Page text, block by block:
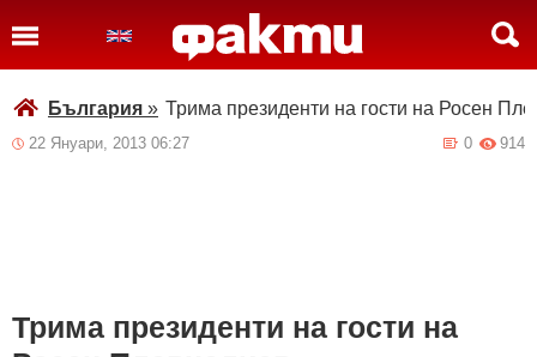
България » Трима президенти на гости на Росен
22 Януари, 2013 06:27 914
0
Трима президенти на гости на